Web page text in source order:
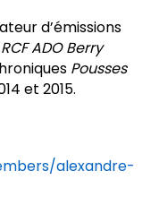
d’émissions
RCF ADO Berry
Pousses
et 2015.
alexandre-